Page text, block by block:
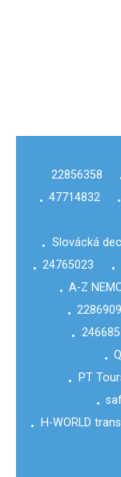
22856358
• 47714832 •
• Slovácká
• 24765023 •
• A-Z
•
•
•
•
PT
•
•
H-WORLD